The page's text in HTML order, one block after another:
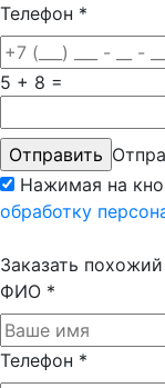
Телефон *
5 + 8 =
Нажимая на
обработку
Заказать похожий
ФИО *
Телефон *